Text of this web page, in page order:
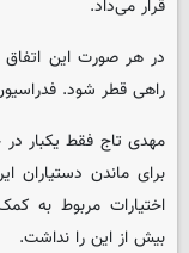
قرار می‌داد.
در هر صورت این اتفاق
راهی قطر شود.
مهدی تاج فقط یکبار
برای ماندن دستیاران
اختیارات مربوط به
بیش از این را نداشت.